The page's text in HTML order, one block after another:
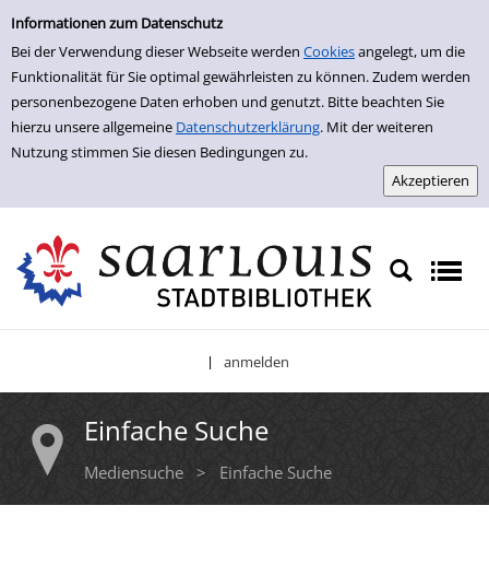
Einfache Suche
Informationen zum Datenschutz
Bei der Verwendung dieser Webseite werden Cookiesangelegt, um die
Funktionalität für Sie optimal gewährleisten zu können. Zudem werden
personenbezogene Daten erhoben und genutzt. Bitte beachten Sie
hierzu unsere allgemeine Datenschutzerklärung. Mit der weiteren
Nutzung stimmen Sie diesen Bedingungen zu.
Zur Detailanzeige springen
| anmelden
Einfache Suche
Mediensuche > Einfache Suche